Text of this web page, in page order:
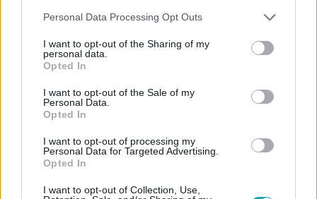
Please note that this website/app uses one or more Google
not limited to your visit or usage behaviour. You may click to
grant or deny consent to Google and its third-party tags to
use your data for below specified purposes in below Google
consent section.
Personal Data Processing Opt Outs
I want to opt-out of the Sharing of my
personal data.
Opted In
I want to opt-out of the Sale of my
Personal Data.
Opted In
I want to opt-out of processing my
Personal Data for Targeted Advertising.
Opted In
I want to opt-out of Collection, Use,
Követem
FÓKUSZ #
KARÁCSONYFA MŰFENYŐ
EZÜSTFENYŐ